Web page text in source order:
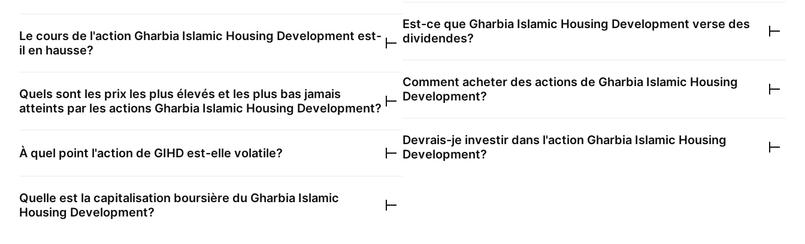
Le cours de l'action Gharbia Islamic Housing Development est-
il en hausse?
Quels sont les prix les plus élevés et les plus bas jamais
atteints par les actions Gharbia Islamic Housing Development?
À quel point l'action de GIHD est-elle volatile?
Quelle est la capitalisation boursière du Gharbia Islamic
Housing Development?
Est-ce que Gharbia Islamic Housing Development verse des
dividendes?
Comment acheter des actions de Gharbia Islamic Housing
Development?
Devrais-je investir dans l'action Gharbia Islamic Housing
Development?